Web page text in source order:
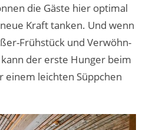
die Gäste hier optimal
Kraft tanken. Und wenn
Frühstück und Verwöhn-
der erste Hunger beim
einem leichten Süppchen